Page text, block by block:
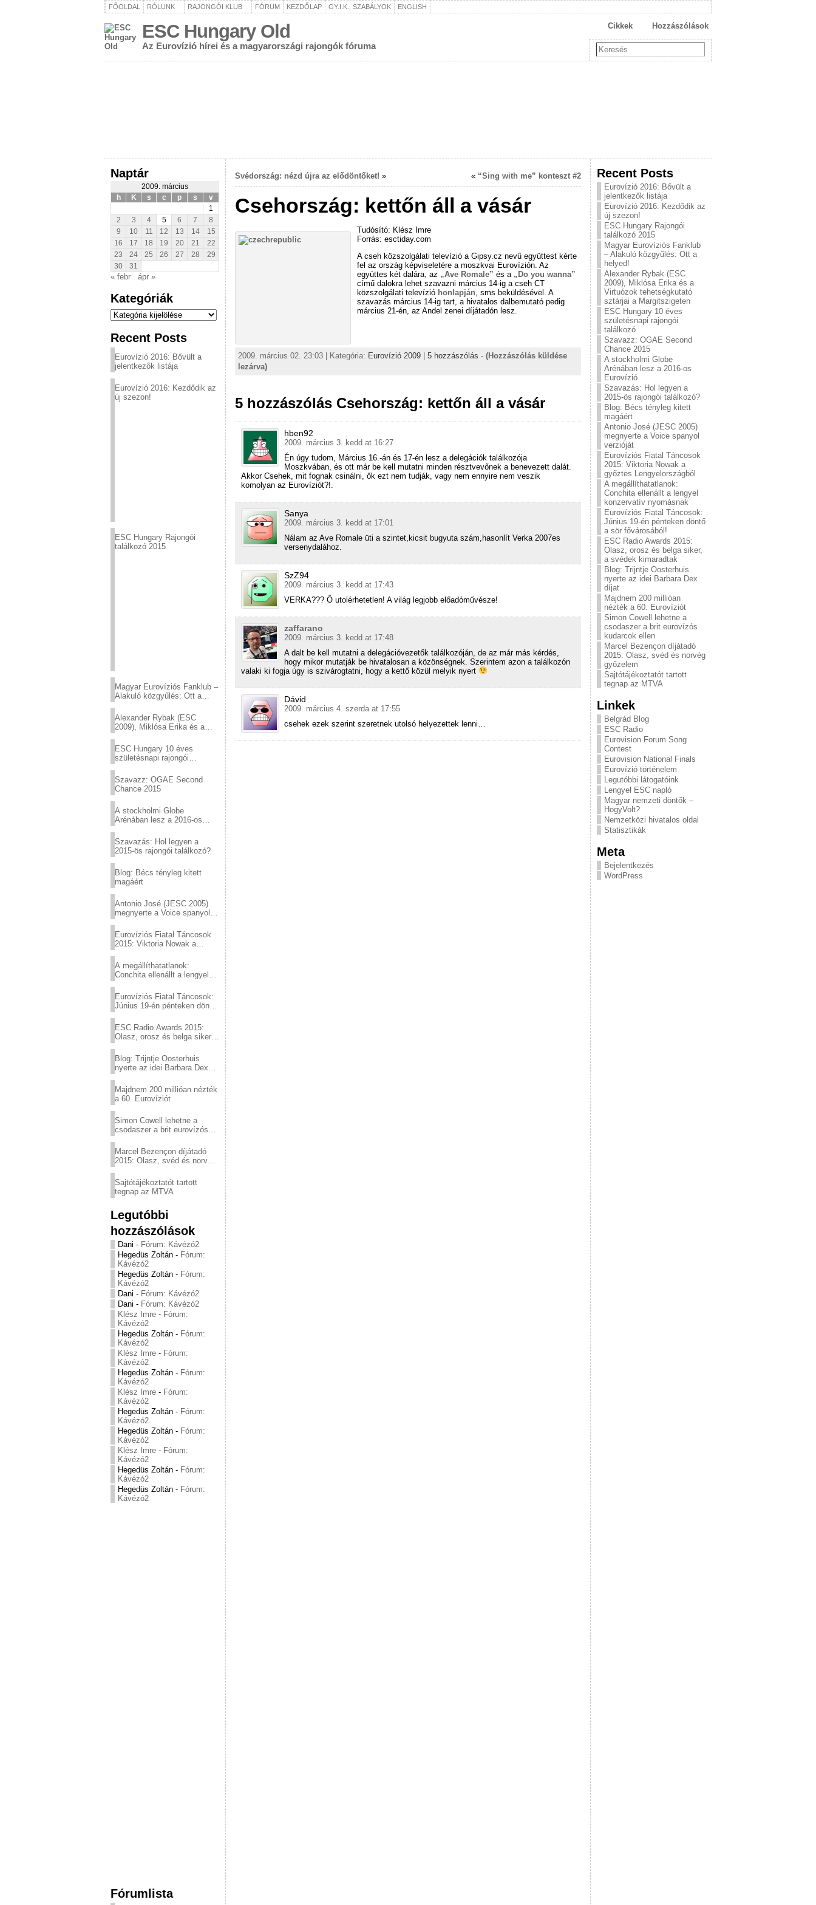
FŐOLDAL RÓLUNK RAJONGÓI KLUB FÓRUM KEZDŐLAP GY.I.K., SZABÁLYOK ENGLISH
ESC Hungary Old
Az Eurovízió hírei és a magyarországi rajongók fóruma
Hozzászólások
Cikkek
Naptár
2009. március
h
K s c p s
v
1
2
3 4 5 6 7
8
9
10 11 12 13 14
15
16
17 18 19 20 21
22
23
24 25 26 27 28
29
30
31
« febr ápr »
Kategóriák
Kategóriák
Recent Posts
Eurovízió 2016: Bővült a
jelentkezők listája
Eurovízió 2016: Kezdődik az
új szezon!
ESC Hungary Rajongói
találkozó 2015
Magyar Eurovíziós Fanklub –
Alakuló közgyűlés: Ott a
Alexander Rybak (ESC
2009), Miklósa Erika és a
sztárjai a Margitszigeten
ESC Hungary 10 éves
születésnapi rajongói
Szavazz: OGAE Second
Chance 2015
A stockholmi Globe
Arénában lesz a 2016-os
Szavazás: Hol legyen a
2015-ös rajongói találkozó?
Blog: Bécs tényleg kitett
magáért
Antonio José (JESC 2005)
megnyerte a Voice spanyol
Eurovíziós Fiatal Táncosok
2015: Viktoria Nowak a
A megállíthatatlanok:
Conchita ellenállt a lengyel
Eurovíziós Fiatal Táncosok:
Június 19-én pénteken döntő
ESC Radio Awards 2015:
Olasz, orosz és belga siker,
Blog: Trijntje Oosterhuis
nyerte az idei Barbara Dex
Majdnem 200 millióan nézték
a 60. Eurovíziót
Simon Cowell lehetne a
csodaszer a brit eurovízós
Marcel Bezençon díjátadó
2015: Olasz, svéd és norvég
Sajtótájékoztatót tartott
tegnap az MTVA
Legutóbbi
hozzászólások
Dani - Fórum: Kávézó2
Hegedüs Zoltán - Fórum:
Kávézó2
Hegedüs Zoltán - Fórum:
Kávézó2
Dani - Fórum: Kávézó2
Dani - Fórum: Kávézó2
Klész Imre - Fórum:
Kávézó2
Hegedüs Zoltán - Fórum:
Kávézó2
Klész Imre - Fórum:
Kávézó2
Hegedüs Zoltán - Fórum:
Kávézó2
Klész Imre - Fórum:
Kávézó2
Hegedüs Zoltán - Fórum:
Kávézó2
Hegedüs Zoltán - Fórum:
Kávézó2
Klész Imre - Fórum:
Kávézó2
Hegedüs Zoltán - Fórum:
Kávézó2
Hegedüs Zoltán - Fórum:
Kávézó2
Fórumlista
Svédország: nézd újra az elődöntőket! » « “Sing with me” konteszt #2
Csehország: kettőn áll a vásár
Tudósító: Klész Imre
Forrás: esctiday.com
A cseh közszolgálati televízió a Gipsy.cz nevű együttest kérte
fel az ország képviseletére a moszkvai Eurovízión. Az
együttes két dalára, az „Ave Romale” és a „Do you wanna”
című dalokra lehet szavazni március 14-ig a cseh CT
közszolgálati televízió honlapján , sms beküldésével. A
szavazás március 14-ig tart, a hivatalos dalbemutató pedig
március 21-én, az Andel zenei díjátadón lesz.
2009. március 02. 23:03 | Kategória: Eurovízió 2009 5 hozzászólás - (Hozzászólás küldése
lezárva)
5 hozzászólás Csehország: kettőn áll a vásár
hben92
2009. március 3. kedd at 16:27
Én úgy tudom, Március 16.-án és 17-én lesz a delegációk találkozója
Moszkvában, és ott már be kell mutatni minden résztvevőnek a benevezett dalát.
Akkor Csehek, mit fognak csinálni, ők ezt nem tudják, vagy nem ennyire nem veszik
komolyan az Eurovíziót?!.
Sanya
2009. március 3. kedd at 17:01
Nálam az Ave Romale üti a szintet,kicsit bugyuta szám,hasonlít Verka 2007es
versenydalához.
SzZ94
2009. március 3. kedd at 17:43
VERKA??? Ő utolérhetetlen! A világ legjobb előadóművésze!
zaffarano
2009. március 3. kedd at 17:48
A dalt be kell mutatni a delegációvezetők találkozóján, de az már más kérdés,
hogy mikor mutatják be hivatalosan a közönségnek. Szerintem azon a találkozón
valaki ki fogja úgy is szivárogtatni, hogy a kettő közül melyik nyert
Dávid
2009. március 4. szerda at 17:55
csehek ezek szerint szeretnek utolsó helyezettek lenni…
Recent Posts
Eurovízió 2016: Bővült a
jelentkezők listája
Eurovízió 2016: Kezdődik az
új szezon!
ESC Hungary Rajongói
találkozó 2015
Magyar Eurovíziós Fanklub
– Alakuló közgyűlés: Ott a
helyed!
Alexander Rybak (ESC
2009), Miklósa Erika és a
Virtuózok tehetségkutató
sztárjai a Margitszigeten
ESC Hungary 10 éves
születésnapi rajongói
találkozó
Szavazz: OGAE Second
Chance 2015
A stockholmi Globe
Arénában lesz a 2016-os
Eurovízió
Szavazás: Hol legyen a
2015-ös rajongói találkozó?
Blog: Bécs tényleg kitett
magáért
Antonio José (JESC 2005)
megnyerte a Voice spanyol
verzióját
Eurovíziós Fiatal Táncosok
2015: Viktoria Nowak a
győztes Lengyelországból
A megállíthatatlanok:
Conchita ellenállt a lengyel
konzervatív nyomásnak
Eurovíziós Fiatal Táncosok:
Június 19-én pénteken döntő
a sör fővárosából!
ESC Radio Awards 2015:
Olasz, orosz és belga siker,
a svédek kimaradtak
Blog: Trijntje Oosterhuis
nyerte az idei Barbara Dex
díjat
Majdnem 200 millióan
nézték a 60. Eurovíziót
Simon Cowell lehetne a
csodaszer a brit eurovízós
kudarcok ellen
Marcel Bezençon díjátadó
2015: Olasz, svéd és norvég
győzelem
Sajtótájékoztatót tartott
tegnap az MTVA
Linkek
Belgrád Blog
ESC Radio
Eurovision Forum Song
Contest
Eurovision National Finals
Eurovízió történelem
Legutóbbi látogatóink
Lengyel ESC napló
Magyar nemzeti döntők –
HogyVolt?
Nemzetközi hivatalos oldal
Statisztikák
Meta
Bejelentkezés
WordPress